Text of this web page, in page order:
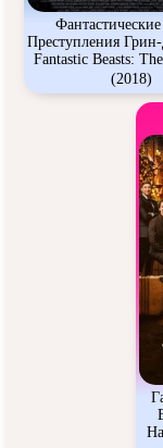
Преступления
Fantastic Beasts:
Grindelwald
(2018)